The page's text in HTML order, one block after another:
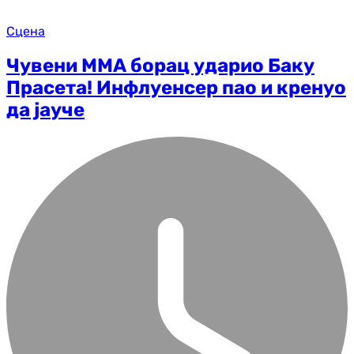
Сцена
Чувени ММА борац ударио Баку
Прасета! Инфлуенсер пао и кренуо
да јауче